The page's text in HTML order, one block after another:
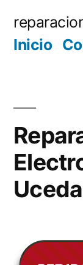
Inicio
Uceda